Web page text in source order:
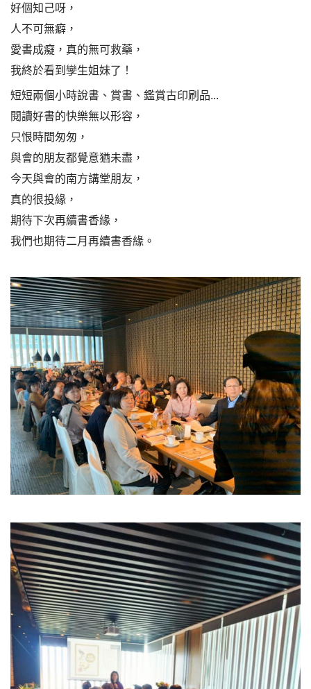
好個知己呀，
人不可無癖，
愛書成癡，真的無可救藥，
我終於看到孿生姐妹了！
短短兩個小時說書、賞書、鑑賞古印刷品...
閱讀好書的快樂無以形容，
只恨時間匆匆，
與會的朋友都覺意猶未盡，
今天與會的南方講堂朋友，
真的很投緣，
期待下次再續書香緣，
我們也期待二月再續書香緣。